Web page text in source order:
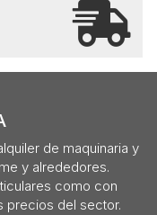
de maquinaria y
y alrededores.
como con
precios del sector.